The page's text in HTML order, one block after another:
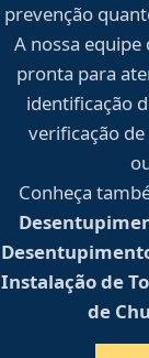
prevenção
A nossa equipe
pronta para
identificação
verificação
Conheça
Instalação de
de